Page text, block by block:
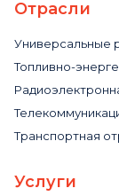
Отрасли
Универсальные
Топливно-
Транспортная
Услуги